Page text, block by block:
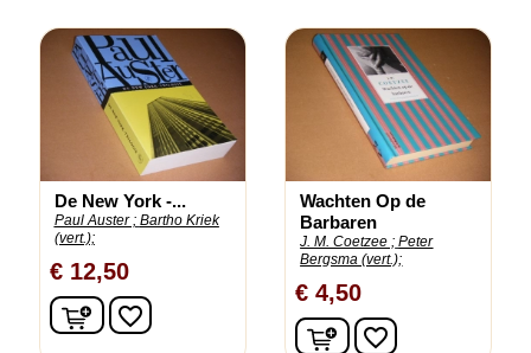
De New York -...
Paul Auster ; Bartho Kriek
(vert.);
€ 12,50
In winkelwagen
favorite_border
Wachten Op de
Barbaren
J. M. Coetzee ; Peter
Bergsma (vert.);
€ 4,50
In winkelwagen
favorite_border